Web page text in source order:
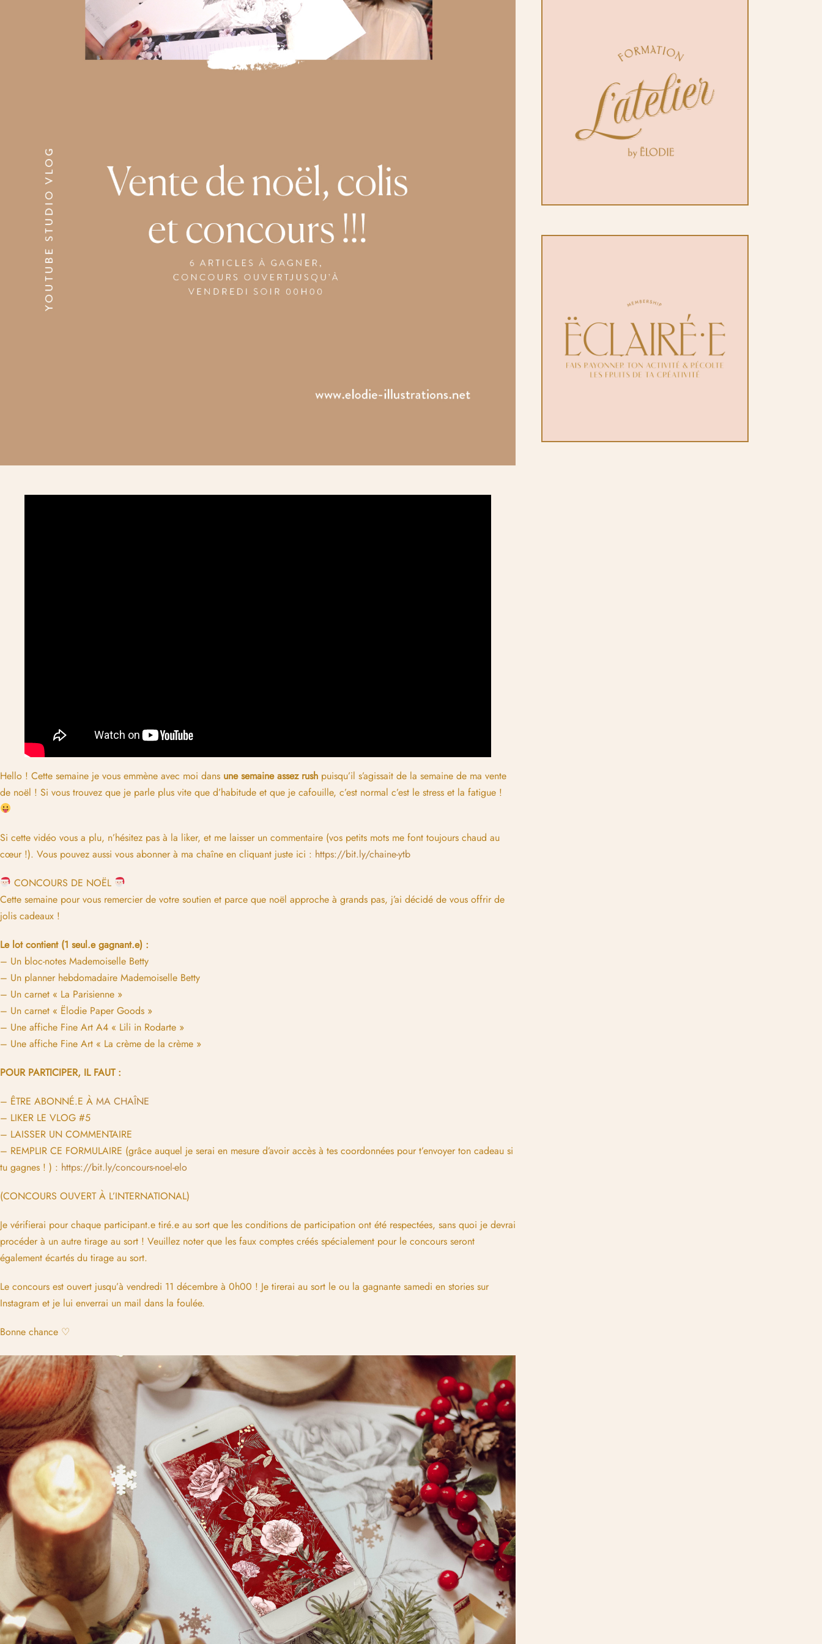
Hello ! Cette semaine je vous emmène avec moi dans une semaine assez rush puisqu’il s’agissait de la semaine de ma vente
de noël ! Si vous trouvez que je parle plus vite que d’habitude et que je cafouille, c’est normal c’est le stress et la fatigue !
Si cette vidéo vous a plu, n’hésitez pas à la liker, et me laisser un commentaire (vos petits mots me font toujours chaud au
cœur !). Vous pouvez aussi vous abonner à ma chaîne en cliquant juste ici : https://bit.ly/chaine-ytb
CONCOURS DE NOËL
Cette semaine pour vous remercier de votre soutien et parce que noël approche à grands pas, j’ai décidé de vous offrir de
jolis cadeaux !
Le lot contient (1 seul.e gagnant.e) :
– Un bloc-notes Mademoiselle Betty
– Un planner hebdomadaire Mademoiselle Betty
– Un carnet « La Parisienne »
– Un carnet « Ëlodie Paper Goods »
– Une affiche Fine Art A4 « Lili in Rodarte »
– Une affiche Fine Art « La crème de la crème »
POUR PARTICIPER, IL FAUT :
– ÊTRE ABONNÉ.E À MA CHAÎNE
– LIKER LE VLOG #5
– LAISSER UN COMMENTAIRE
– REMPLIR CE FORMULAIRE (grâce auquel je serai en mesure d’avoir accès à tes coordonnées pour t’envoyer ton cadeau si
tu gagnes ! ) : https://bit.ly/concours-noel-elo
(CONCOURS OUVERT À L’INTERNATIONAL)
Je vérifierai pour chaque participant.e tiré.e au sort que les conditions de participation ont été respectées, sans quoi je devrai
procéder à un autre tirage au sort ! Veuillez noter que les faux comptes créés spécialement pour le concours seront
également écartés du tirage au sort.
Le concours est ouvert jusqu’à vendredi 11 décembre à 0h00 ! Je tirerai au sort le ou la gagnante samedi en stories sur
Instagram et je lui enverrai un mail dans la foulée.
Bonne chance ♡